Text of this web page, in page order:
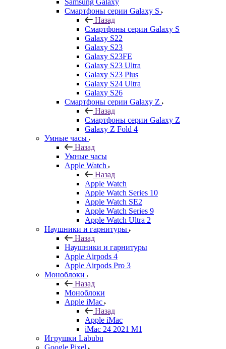
Samsung Galaxy
Смартфоны серии Galaxy S
Назад
Смартфоны серии Galaxy S
Galaxy S22
Galaxy S23
Galaxy S23FE
Galaxy S23 Ultra
Galaxy S23 Plus
Galaxy S24 Ultra
Galaxy S26
Смартфоны серии Galaxy Z
Назад
Смартфоны серии Galaxy Z
Galaxy Z Fold 4
Умные часы
Назад
Умные часы
Apple Watch
Назад
Apple Watch
Apple Watch Series 10
Apple Watch SE2
Apple Watch Series 9
Apple Watch Ultra 2
Наушники и гарнитуры
Назад
Наушники и гарнитуры
Apple Airpods 4
Apple Airpods Pro 3
Моноблоки
Назад
Моноблоки
Apple iMac
Назад
Apple iMac
iMac 24 2021 M1
Игрушки Labubu
Google Pixel